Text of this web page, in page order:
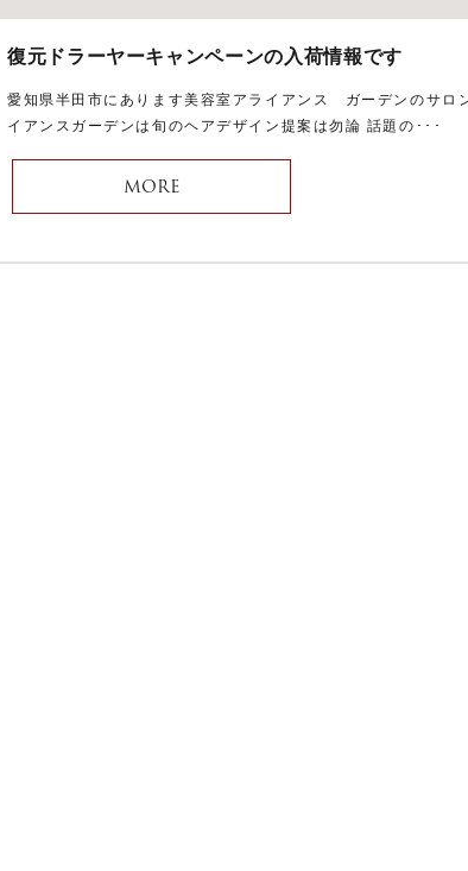
ウェブクーポン
RECRUIT
リクルート
ご予約はこちらから
復元ドラーヤーキャンペーンの入荷情報です
愛知県半田市にあります美容室アライアンス ガーデンのサロ
イアンスガーデンは旬のヘアデザイン提案は勿論 話題の･･･
MORE